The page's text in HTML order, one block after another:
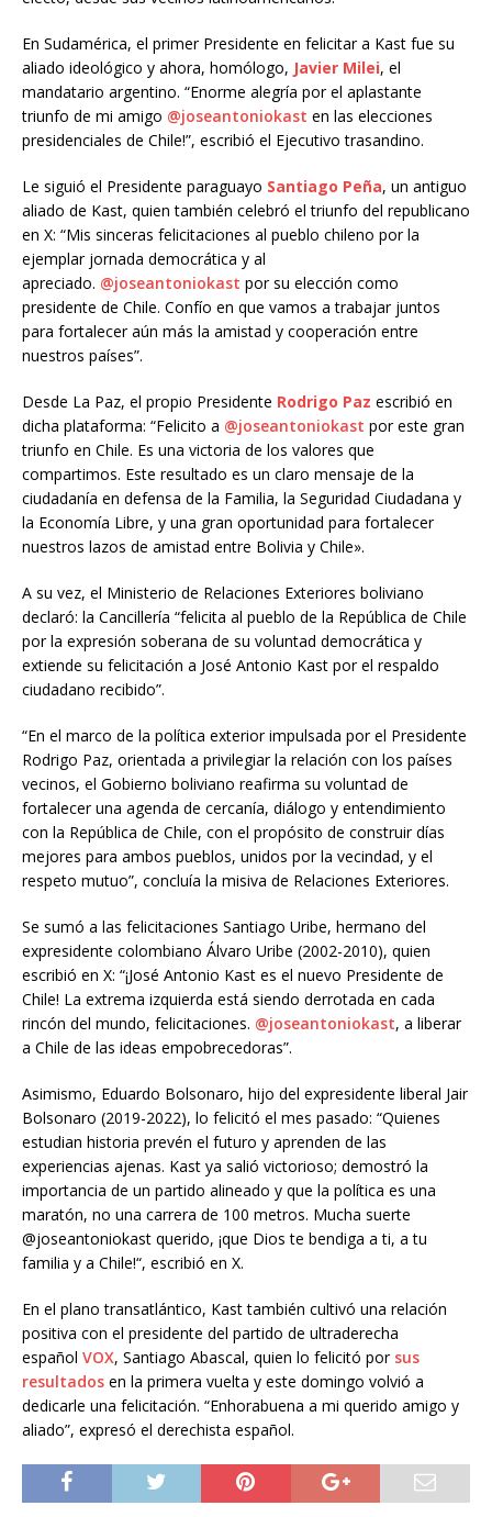
En Sudamérica, el primer Presidente en felicitar a Kast fue su
aliado ideológico y ahora, homólogo, Javier Milei, el
mandatario argentino. “Enorme alegría por el aplastante
triunfo de mi amigo @joseantoniokast en las elecciones
presidenciales de Chile!”, escribió el Ejecutivo trasandino.
Le siguió el Presidente paraguayo Santiago Peña, un antiguo
aliado de Kast, quien también celebró el triunfo del republicano
en X: “Mis sinceras felicitaciones al pueblo chileno por la
ejemplar jornada democrática y al
apreciado. @joseantoniokast por su elección como
presidente de Chile. Confío en que vamos a trabajar juntos
para fortalecer aún más la amistad y cooperación entre
nuestros países”.
Desde La Paz, el propio Presidente Rodrigo Paz escribió en
dicha plataforma: “Felicito a @joseantoniokast por este gran
triunfo en Chile. Es una victoria de los valores que
compartimos. Este resultado es un claro mensaje de la
ciudadanía en defensa de la Familia, la Seguridad Ciudadana y
la Economía Libre, y una gran oportunidad para fortalecer
nuestros lazos de amistad entre Bolivia y Chile».
A su vez, el Ministerio de Relaciones Exteriores boliviano
declaró: la Cancillería “felicita al pueblo de la República de Chile
por la expresión soberana de su voluntad democrática y
extiende su felicitación a José Antonio Kast por el respaldo
ciudadano recibido”.
“En el marco de la política exterior impulsada por el Presidente
Rodrigo Paz, orientada a privilegiar la relación con los países
vecinos, el Gobierno boliviano reafirma su voluntad de
fortalecer una agenda de cercanía, diálogo y entendimiento
con la República de Chile, con el propósito de construir días
mejores para ambos pueblos, unidos por la vecindad, y el
respeto mutuo”, concluía la misiva de Relaciones Exteriores.
Se sumó a las felicitaciones Santiago Uribe, hermano del
expresidente colombiano Álvaro Uribe (2002-2010), quien
escribió en X: “¡José Antonio Kast es el nuevo Presidente de
Chile! La extrema izquierda está siendo derrotada en cada
rincón del mundo, felicitaciones. @joseantoniokast, a liberar
a Chile de las ideas empobrecedoras”.
Asimismo, Eduardo Bolsonaro, hijo del expresidente liberal Jair
Bolsonaro (2019-2022), lo felicitó el mes pasado: “Quienes
estudian historia prevén el futuro y aprenden de las
experiencias ajenas. Kast ya salió victorioso; demostró la
importancia de un partido alineado y que la política es una
maratón, no una carrera de 100 metros. Mucha suerte
@joseantoniokast querido, ¡que Dios te bendiga a ti, a tu
familia y a Chile!“, escribió en X.
En el plano transatlántico, Kast también cultivó una relación
positiva con el presidente del partido de ultraderecha
español VOX, Santiago Abascal, quien lo felicitó por sus
resultados en la primera vuelta y este domingo volvió a
dedicarle una felicitación. “Enhorabuena a mi querido amigo y
aliado”, expresó el derechista español.